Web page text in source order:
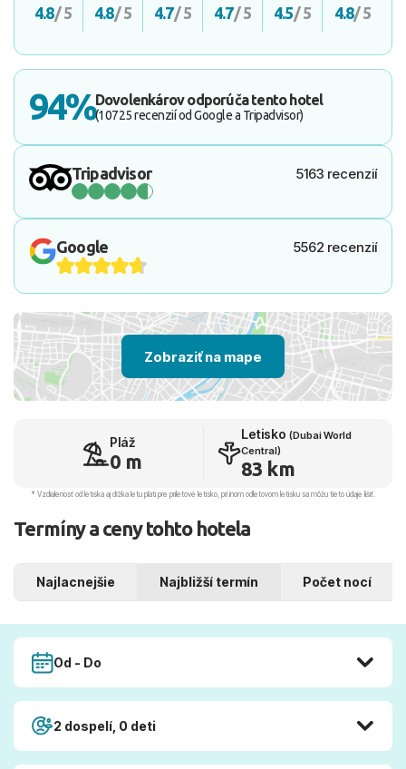
4.8/ 5 4.8/ 5 4.7/ 5 4.7/ 5 4.5/ 5 4.8/ 5
94%Dovolenkárov odporúča tento hotel
(10725 recenzií od Google a Tripadvisor)
Tripadvisor 5163 recenzií
Google 5562 recenzií
Zobraziť na mape
Pláž
0 m
Letisko (Dubai World
Central)
83 km
* Vzdialenosť od letiska aj dľžka letu platí pre príletové letisko, pri inom odletovom letisku sa môžu tieto údaje líšiť.
Termíny a ceny tohto hotela
Najlacnejšie Najbližší termín Počet nocí
Od - Do
2 dospelí, 0 deti